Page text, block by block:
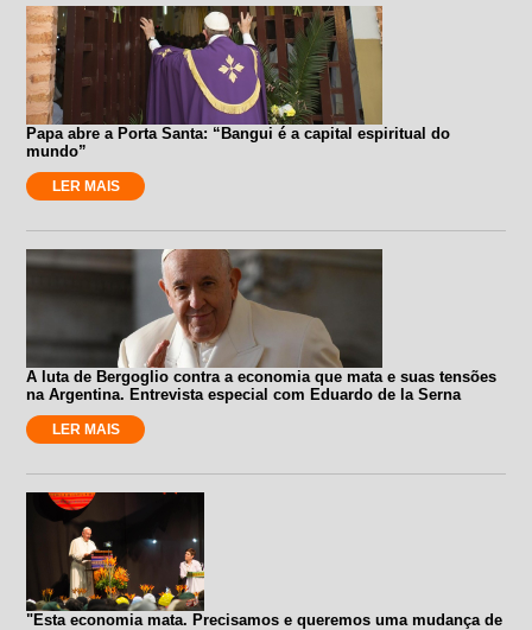
Papa abre a Porta Santa: “Bangui é a capital espiritual do
mundo”
LER MAIS
A luta de Bergoglio contra a economia que mata e suas tensões
na Argentina. Entrevista especial com Eduardo de la Serna
LER MAIS
"Esta economia mata. Precisamos e queremos uma mudança de